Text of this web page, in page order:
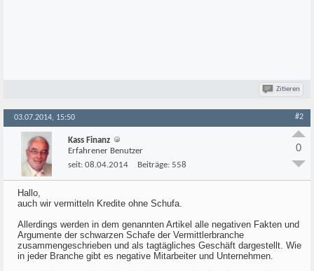
Zitieren
03.07.2014, 15:50 #2
Kass Finanz
Erfahrener Benutzer
seit: 08.04.2014 Beiträge: 558
0
Hallo,
auch wir vermitteln Kredite ohne Schufa.
Allerdings werden in dem genannten Artikel alle negativen Fakten und
Argumente der schwarzen Schafe der Vermittlerbranche
zusammengeschrieben und als tagtägliches Geschäft dargestellt. Wie
in jeder Branche gibt es negative Mitarbeiter und Unternehmen.